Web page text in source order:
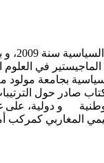
د. زاوي رابح
متحصلا على شهادة
سنة 2019. حاليا هو أستاذ محاضر في
صادر حول
و دولية، على
المغاربي